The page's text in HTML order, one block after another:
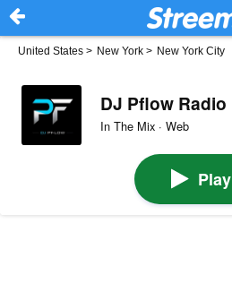
United States > New York > New York City
DJ Pflow Radio
In The Mix · Web
Play